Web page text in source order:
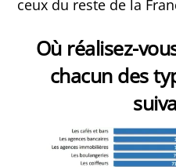
ceux du reste de la
Où réalisez-
chacun des